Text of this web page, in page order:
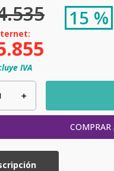
.535 15 %
.855
IVA
＋
COMPRAR